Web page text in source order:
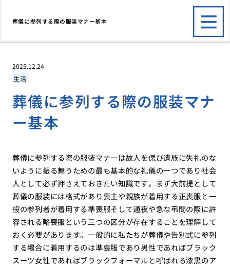
葬儀に参列する際の服装マナー基本
2025.12.24
生活
葬儀に参列する際の服装マナ
ー基本
葬儀に参列する際の服装マナーは故人を偲び遺族に失礼のな
いように振る舞うための最も基本的な礼儀の一つであり社会
人として必ず押さえておきたい知識です。まず大前提として
葬儀の服装には格式があり喪主や親族が着用する正喪服と一
般の参列者が着用する準喪服そして通夜や急な弔問の際に許
容される略喪服という三つの区分が存在することを理解して
おく必要があります。一般的に私たちが葬儀や告別式に参列
する場合に着用するのは準喪服であり男性であればブラック
スーツ女性であればブラックフォーマルと呼ばれる漆黒のア